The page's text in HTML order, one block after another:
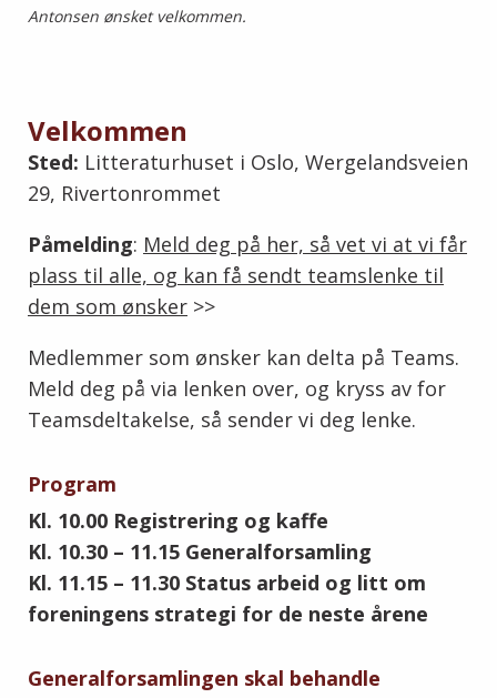
Antonsen ønsket velkommen.
Velkommen
Sted: Litteraturhuset i Oslo, Wergelandsveien
29, Rivertonrommet
Påmelding: Meld deg på her, så vet vi at vi får
plass til alle, og kan få sendt teamslenke til
dem som ønsker >>
Medlemmer som ønsker kan delta på Teams.
Meld deg på via lenken over, og kryss av for
Teamsdeltakelse, så sender vi deg lenke.
Program
Kl. 10.00 Registrering og kaffe
Kl. 10.30 – 11.15 Generalforsamling
Kl. 11.15 – 11.30 Status arbeid og litt om
foreningens strategi for de neste årene
Generalforsamlingen skal behandle